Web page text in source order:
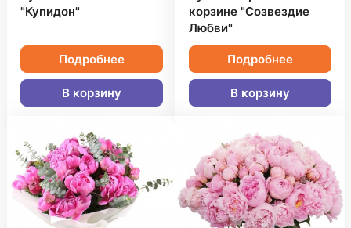
"Купидон"
Подробнее
В корзину
корзине "Созвездие
Любви"
Подробнее
В корзину